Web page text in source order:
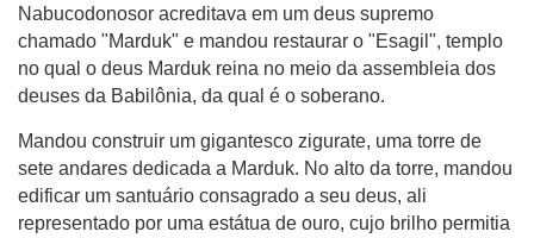
Nabucodonosor acreditava em um deus supremo
chamado "Marduk" e mandou restaurar o "Esagil", templo
no qual o deus Marduk reina no meio da assembleia dos
deuses da Babilônia, da qual é o soberano.
Mandou construir um gigantesco zigurate, uma torre de
sete andares dedicada a Marduk. No alto da torre, mandou
edificar um santuário consagrado a seu deus, ali
representado por uma estátua de ouro, cujo brilho permitia